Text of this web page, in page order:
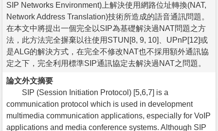
SIP Networks Environment)上解決使用網路位址轉換(NAT,
Network Address Translation)技術所造成的語音通訊問題。
在本文中將提出一個完全以SIP為基礎解決過NAT問題之方
法，此方法完全摒棄以往使用STUN[8, 9, 10]、UPnP[12]或
是ALG的解決方式，在完全不修改NAT也不採用額外通訊協
定之下，完全利用標準SIP通訊協定去解決過NAT之問題。
論文外文摘要
SIP (Session Initiation Protocol) [5,6,7] is a
communication protocol which is used in development
multimedia communication applications, especially for VoIP
applications and media conference systems. Although SIP